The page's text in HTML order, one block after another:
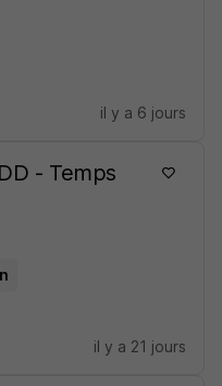
il y a 6 jours
- Temps
il y a 21 jours